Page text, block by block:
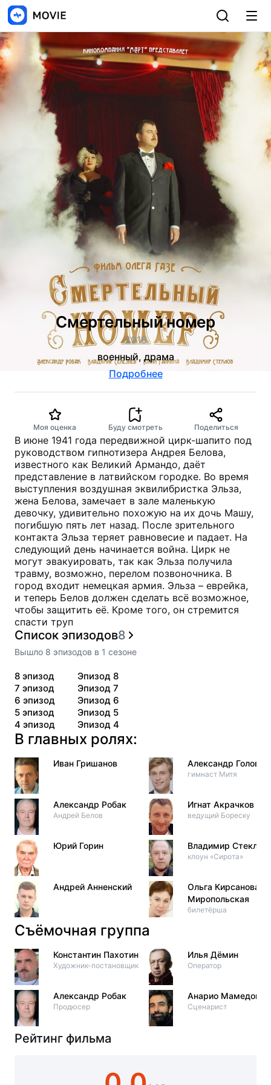
Смертельный номер
2018
военный, драма
Подробнее
Моя оценка Буду смотреть Поделиться
В июне 1941 года передвижной цирк-шапито под
руководством гипнотизера Андрея Белова,
известного как Великий Армандо, даёт
представление в латвийском городке. Во время
выступления воздушная эквилибристка Эльза,
жена Белова, замечает в зале маленькую
девочку, удивительно похожую на их дочь Машу,
погибшую пять лет назад. После зрительного
контакта Эльза теряет равновесие и падает. На
следующий день начинается война. Цирк не
могут эвакуировать, так как Эльза получила
травму, возможно, перелом позвоночника. В
город входит немецкая армия. Эльза – еврейка,
и теперь Белов должен сделать всё возможное,
чтобы защитить её. Кроме того, он стремится
спасти труп
Список эпизодов8
Вышло 8 эпизодов в 1 сезоне
8 эпизод
Эпизод 8
7 эпизод
Эпизод 7
6 эпизод
Эпизод 6
5 эпизод
Эпизод 5
4 эпизод Эпизод 4
В главных ролях:
Иван Гришанов
Александр Робак
Андрей Белов
Юрий Горин
Андрей Анненский
Александр Головин
гимнаст Митя
Игнат Акрачков
ведущий Бореску
Владимир Стеклов
клоун «Сирота»
Ольга Кирсанова-
Миропольская
билетёрша
Съёмочная группа
Константин Пахотин
Художник-постановщик
Александр Робак
Продюсер
Илья Дёмин
Оператор
Анарио Мамедов
Сценарист
Рейтинг фильма